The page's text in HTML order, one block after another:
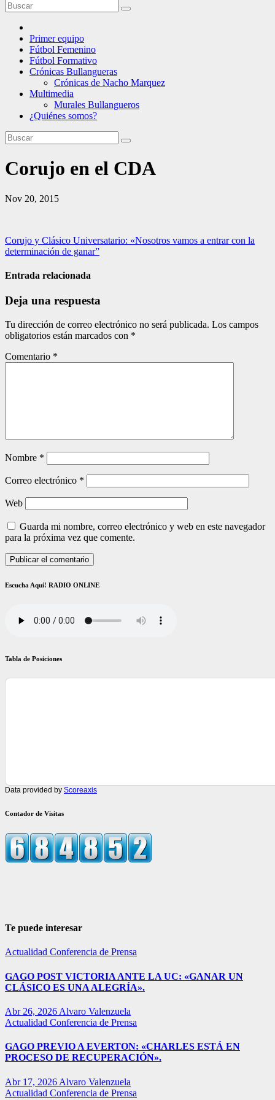
Primer equipo
Fútbol Femenino
Fútbol Formativo
Crónicas Bullangueras
Crónicas de Nacho Marquez
Multimedia
Murales Bullangueros
¿Quiénes somos?
Corujo en el CDA
Nov 20, 2015
Navegación
de
entradas
Corujo y Clásico Universatario: «Nosotros vamos a entrar con la
determinación de ganar”
Entrada relacionada
Deja una respuesta
Tu dirección de correo electrónico no será publicada. Los campos
obligatorios están marcados con *
Comentario *
Nombre *
Correo electrónico *
Web
Guarda mi nombre, correo electrónico y web en este navegador
para la próxima vez que comente.
Escucha Aquí! RADIO ONLINE
Tabla de Posiciones
Data provided by Scoreaxis
Contador de Visitas
Te puede interesar
Actualidad Conferencia de Prensa
GAGO POST VICTORIA ANTE LA UC: «GANAR UN
CLÁSICO ES UNA ALEGRÍA».
Abr 26, 2026 Alvaro Valenzuela
Actualidad Conferencia de Prensa
GAGO PREVIO A EVERTON: «CHARLES ESTÁ EN
PROCESO DE RECUPERACIÓN».
Abr 17, 2026 Alvaro Valenzuela
Actualidad Conferencia de Prensa